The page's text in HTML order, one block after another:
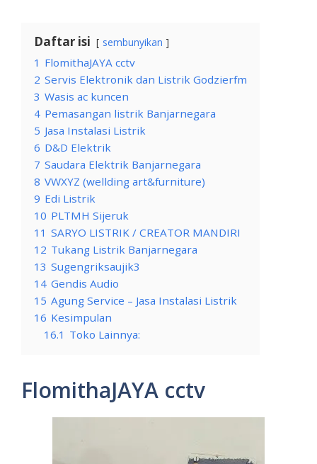
Daftar isi sembunyikan
1 FlomithaJAYA cctv
2 Servis Elektronik dan Listrik Godzierfm
3 Wasis ac kuncen
4 Pemasangan listrik Banjarnegara
5 Jasa Instalasi Listrik
6 D&D Elektrik
7 Saudara Elektrik Banjarnegara
8 VWXYZ (wellding art&furniture)
9 Edi Listrik
10 PLTMH Sijeruk
11 SARYO LISTRIK / CREATOR MANDIRI
12 Tukang Listrik Banjarnegara
13 Sugengriksaujik3
14 Gendis Audio
15 Agung Service – Jasa Instalasi Listrik
16 Kesimpulan
16.1 Toko Lainnya:
FlomithaJAYA cctv